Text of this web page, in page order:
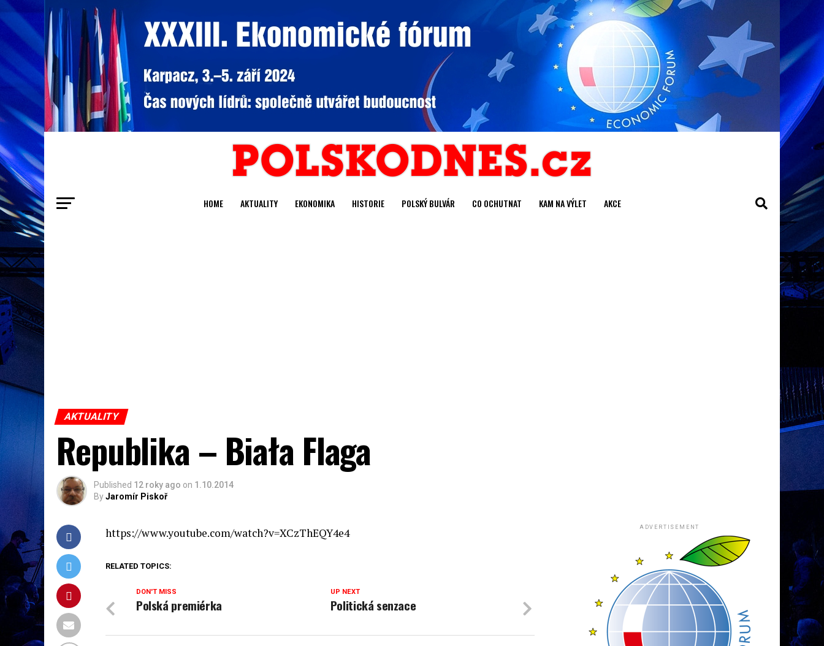
HOME AKTUALITY EKONOMIKA HISTORIE POLSKÝ BULVÁR CO OCHUTNAT KAM NA VÝLET AKCE
AKTUALITY
Republika – Biała Flaga
Published 12 roky ago on 1.10.2014
ByJaromír Piskoř
https://www.youtube.com/watch?v=XCzThEQY4e4
RELATED TOPICS:
UP NEXT
Politická senzace
DON'T MISS
Polská premiérka
ADVERTISEMENT